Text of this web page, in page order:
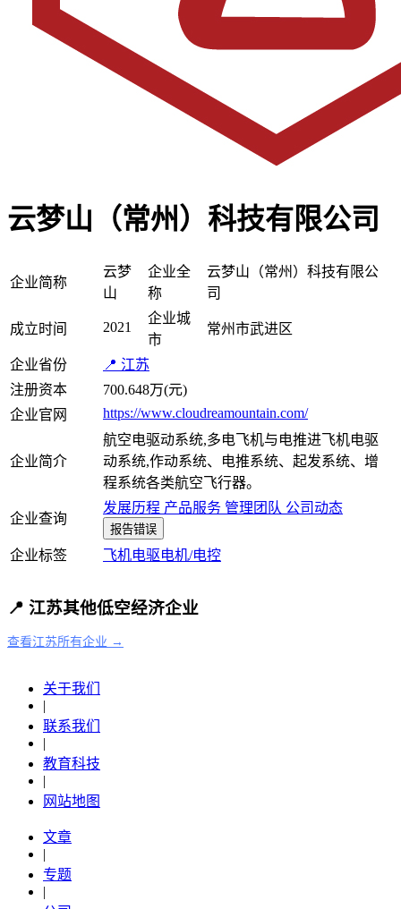
云梦山（常州）科技有限公司
企业简称
云梦
山
企业全
称
云梦山（常州）科技有限公
司
成立时间 2021
企业城
市
常州市武进区
企业省份
📍 江苏
注册资本
700.648万(元)
企业官网
https://www.cloudreamountain.com/
企业简介
航空电驱动系统,多电飞机与电推进飞机电驱
动系统,作动系统、电推系统、起发系统、增
程系统各类航空飞行器。
企业查询
发展历程 产品服务 管理团队 公司动态
报告错误
企业标签 飞机电驱电机/电控
📍 江苏其他低空经济企业
查看江苏所有企业 →
关于我们
|
联系我们
|
教育科技
|
网站地图
文章
|
专题
|